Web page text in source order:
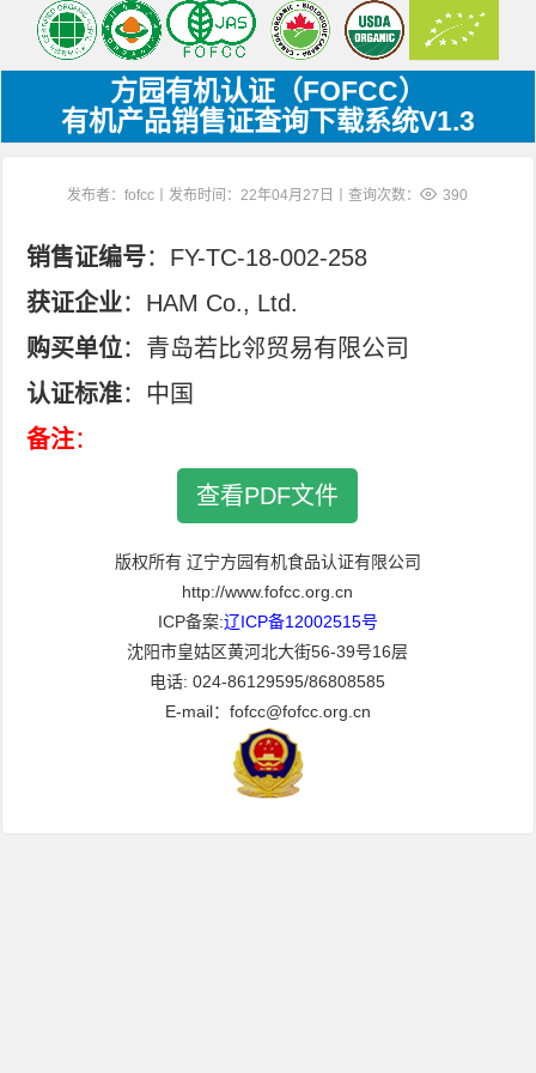
方园有机认证（FOFCC）
有机产品销售证查询下载系统V1.3
发布者：fofcc丨发布时间：22年04月27日丨查询次数： 390
销售证编号：FY-TC-18-002-258
获证企业：HAM Co., Ltd.
购买单位：青岛若比邻贸易有限公司
认证标准：中国
备注：
查看PDF文件
版权所有 辽宁方园有机食品认证有限公司
http://www.fofcc.org.cn
ICP备案:辽ICP备12002515号
沈阳市皇姑区黄河北大街56-39号16层
电话: 024-86129595/86808585
E-mail：fofcc@fofcc.org.cn